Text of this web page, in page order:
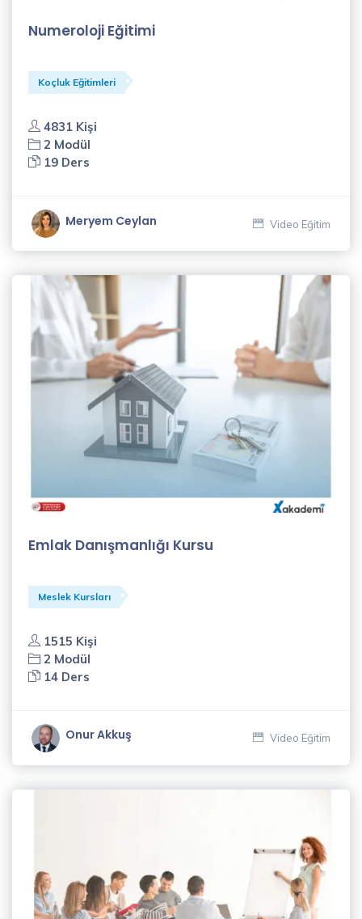
Numeroloji Eğitimi
Koçluk Eğitimleri
4831 Kişi
2 Modül
19 Ders
Meryem Ceylan Video Eğitim
Emlak Danışmanlığı Kursu
Meslek Kursları
1515 Kişi
2 Modül
14 Ders
Onur Akkuş Video Eğitim